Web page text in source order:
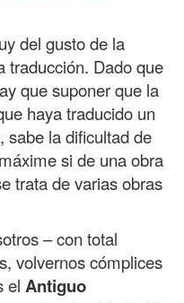
del gusto de la
traducción. Dado que
que suponer que la
haya traducido un
sabe la dificultad de
si de una obra
trata de varias obras
– con total
volvernos cómplices
el Antiguo